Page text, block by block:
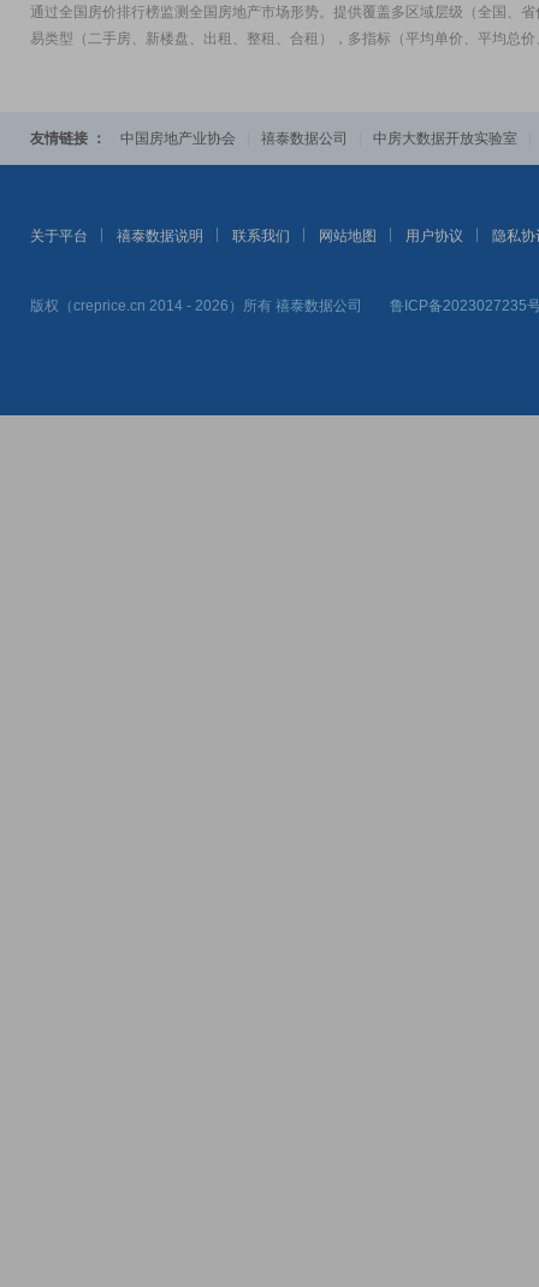
通过全国房价排行榜监测全国房地产市场形势。提供覆盖多区域层级（全国、
易类型（二手房、新楼盘、出租、整租、合租），多指标（平均单价、平均总
友情链接 ： 中国房地产业协会 禧泰数据公司 中房大数据开放实验室
关于平台 禧泰数据说明 联系我们 网站地图 用户协议 隐私协
版权（creprice.cn 2014 - 2026）所有 禧泰数据公司 鲁ICP备2023027235